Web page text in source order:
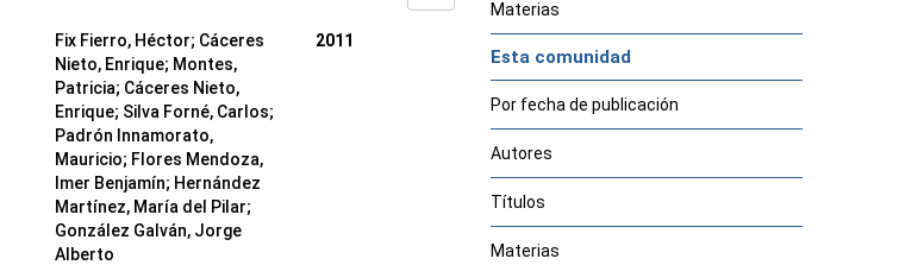
Fix Fierro, Héctor; Cáceres
Nieto, Enrique; Montes,
Patricia; Cáceres Nieto,
Enrique; Silva Forné, Carlos;
Padrón Innamorato,
Mauricio; Flores Mendoza,
Imer Benjamín; Hernández
Martínez, María del Pilar;
González Galván, Jorge
Alberto
2011
Materias
Esta comunidad
Por fecha de publicación
Autores
Títulos
Materias